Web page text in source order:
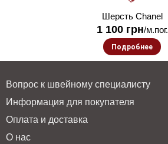
Шерсть Chanel
1 100 грн/м.пог.
Подробнее
Вопрос к швейному специалисту
Информация для покупателя
Оплата и доставка
О нас